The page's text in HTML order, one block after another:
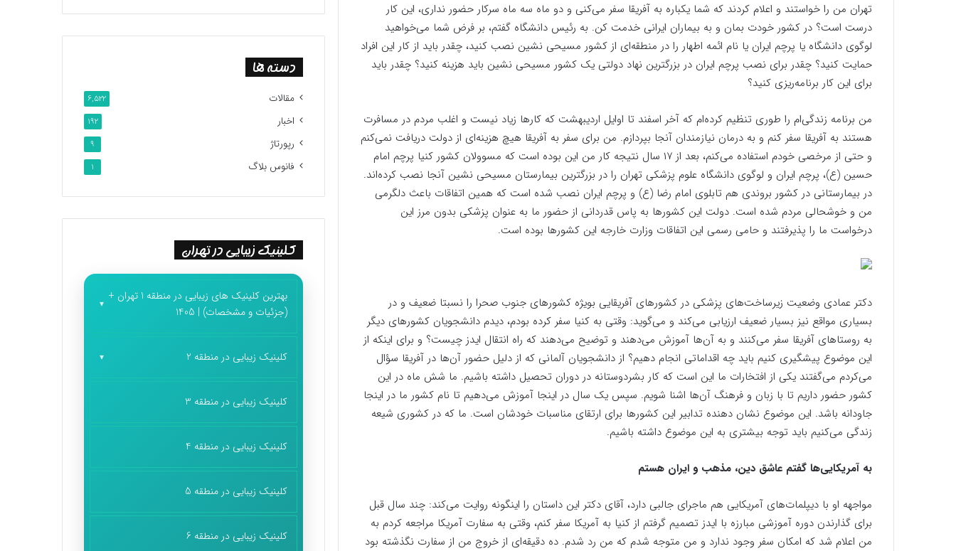
تهران من را خواستند و اعلام کردند که شما یکباره به آفریقا سفر می‌کنی و دو ماه سه ماه سرکار حضور نداری، این کار
درست است؟ در کشور خودت بمان و به بیماران ایرانی خدمت کن. به رئیس دانشگاه گفتم، بر فرض شما می‌خواهید
لوگوی دانشگاه یا پرچم ایران یا نام ائمه اطهار را در منطقه‌ای از کشور مسیحی نشین نصب کنید، چقدر باید از کار این افراد
حمایت کنید؟ چقدر برای نصب پرچم ایران در بزرگترین نهاد دولتی یک کشور مسیحی نشین باید هزینه کنید؟ چقدر باید
برای این کار برنامه‌ریزی کنید؟
من برنامه زندگی‌ام را طوری تنظیم کرده‌ام که آخر اسفند تا اوایل اردیبهشت که کار‌ها زیاد نیست و اغلب مردم در مسافرت
هستند به آفریقا سفر کنم و به درمان نیازمندان آنجا بپردازم. من برای سفر به آفریقا هیچ هزینه‌ای از دولت دریافت نمی‌کنم
و حتی از مرخصی خودم استفاده می‌کنم، بعد از ۱۷ سال نتیجه کار من این بوده است که مسوولان کشور کنیا پرچم امام
حسین (ع)، پرچم ایران و لوگوی دانشگاه علوم پزشکی تهران را در بزرگترین بیمارستان مسیحی نشین آنجا نصب کرده‌اند.
در بیمارستانی در کشور بروندی هم تابلوی امام رضا (ع) و پرچم ایران نصب شده است که همین اتفاقات باعث دلگرمی
من و خوشحالی مردم شده است. دولت این کشورها به پاس قدردانی از حضور ما به عنوان پزشکی بدون مرز این
درخواست ما را پذیرفتند و حامی رسمی این اتفاقات وزارت خارجه این کشورها بوده است.
دکتر عمادی وضعیت زیرساخت‌های پزشکی در کشورهای آفریقایی بویژه کشورهای جنوب صحرا را نسبتا ضعیف و در
بسیاری مواقع نیز بسیار ضعیف ارزیابی می‌کند و می‌گوید: وقتی به کنیا سفر کرده بودم، دیدم دانشجویان کشور‌های دیگر
به روستا‌های آفریقا سفر می‌کنند و به آن‌ها آموزش می‌دهند و توضیح می‌دهند که راه انتقال ایدز چیست؟ و برای اینکه از
این موضوع پیشگیری کنیم باید چه اقداماتی انجام دهیم؟ از دانشجویان آلمانی که از دلیل حضور آن‌ها در آفریقا سؤال
می‌کردم می‌گفتند یکی از افتخارات ما این است که کار بشردوستانه در دوران تحصیل داشته باشیم. ما شش ماه در این
کشور حضور داریم تا با زبان و فرهنگ آن‌ها اشنا شویم. سپس یک سال در اینجا آموزش می‌دهیم تا نام کشور ما در اینجا
جاودانه باشد. این موضوع نشان دهنده تدابیر این کشور‌ها برای ارتقای مناسبات خودشان است. ما که در کشوری شیعه
زندگی می‌کنیم باید توجه بیشتری به این موضوع داشته باشیم.
به آمریکایی‌ها گفتم عاشق دین، مذهب و ایران هستم
مواجهه او با دیپلمات‌های آمریکایی هم ماجرای جالبی دارد، آقای دکتر این داستان را اینگونه روایت می‌کند: چند سال قبل
برای گذارندن دوره آموزشی مبارزه با ایدز تصمیم گرفتم از کنیا به آمریکا سفر کنم، وقتی به سفارت آمریکا مراجعه کردم به
من اعلام شد که امکان سفر وجود ندارد و من متوجه شدم که من رد شدم. ده دقیقه‌ای از خروج من از سفارت نگذشته بود
دسته ها
مقالات 6,522
اخبار 192
رپورتاژ 9
فانوس بلاگ 1
کلینیک زیبایی در تهران
بهترین کلینیک های زیبایی در منطقه 1 تهران +
(جزئیات و مشخصات) | 1405
کلینیک زیبایی در منطقه 2
کلینیک زیبایی در منطقه 3
کلینیک زیبایی در منطقه 4
کلینیک زیبایی در منطقه 5
کلینیک زیبایی در منطقه 6